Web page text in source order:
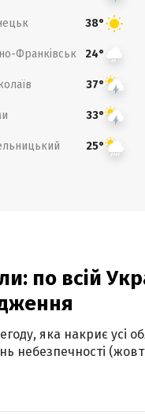
38°
Франківськ 24°
37°
33°
25°
по всій
яка накриє усі
небезпечності